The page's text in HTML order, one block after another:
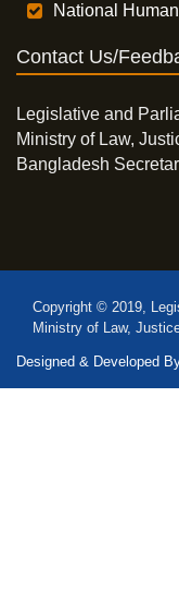
National
Contact Us/
Legislative and
Ministry of Law,
Bangladesh
Copyright © 2019,
Ministry of Law,
Designed & Developed